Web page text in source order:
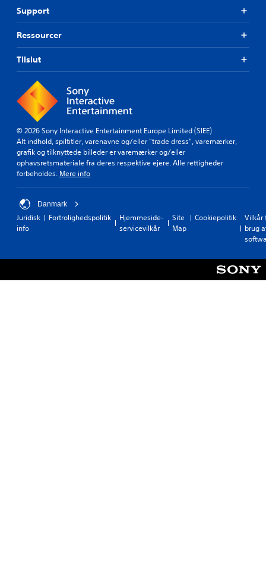
Support
Ressourcer
Tilslut
© 2026 Sony Interactive Entertainment Europe Limited (SIEE)
Alt indhold, spiltitler, varenavne og/eller "trade dress", varemærker,
grafik og tilknyttede billeder er varemærker og/eller
ophavsretsmateriale fra deres respektive ejere. Alle rettigheder
forbeholdes. Mere info
Danmark
Juridisk
info
Fortrolighedspolitik
Hjemmeside-
servicevilkår
Site
Map
Cookiepolitik
Vilkår
brug